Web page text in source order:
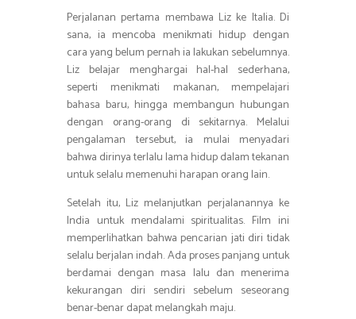
Perjalanan pertama membawa Liz ke Italia. Di
sana, ia mencoba menikmati hidup dengan
cara yang belum pernah ia lakukan sebelumnya.
Liz belajar menghargai hal-hal sederhana,
seperti menikmati makanan, mempelajari
bahasa baru, hingga membangun hubungan
dengan orang-orang di sekitarnya. Melalui
pengalaman tersebut, ia mulai menyadari
bahwa dirinya terlalu lama hidup dalam tekanan
untuk selalu memenuhi harapan orang lain.
Setelah itu, Liz melanjutkan perjalanannya ke
India untuk mendalami spiritualitas. Film ini
memperlihatkan bahwa pencarian jati diri tidak
selalu berjalan indah. Ada proses panjang untuk
berdamai dengan masa lalu dan menerima
kekurangan diri sendiri sebelum seseorang
benar-benar dapat melangkah maju.